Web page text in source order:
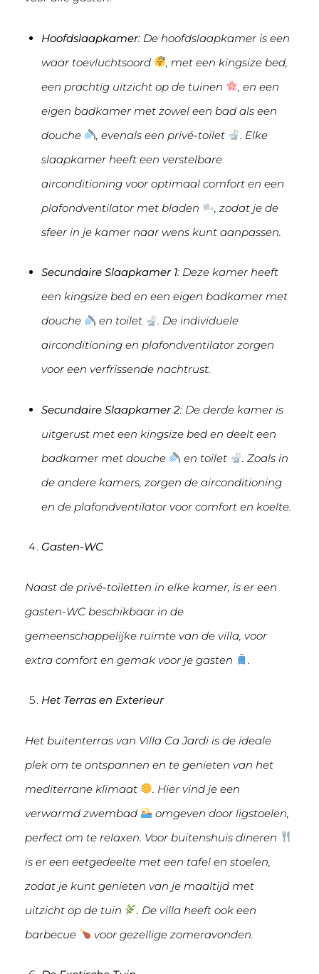
Hoofdslaapkamer: De hoofdslaapkamer is een
waar toevluchtsoord
, met een kingsize bed,
een prachtig uitzicht op de tuinen
, en een
eigen badkamer met zowel een bad als een
douche
, evenals een privé-toilet
. Elke
slaapkamer heeft een verstelbare
airconditioning voor optimaal comfort en een
plafondventilator met bladen
, zodat je de
sfeer in je kamer naar wens kunt aanpassen.
Secundaire Slaapkamer 1: Deze kamer heeft
een kingsize bed en een eigen badkamer met
douche
en toilet
. De individuele
airconditioning en plafondventilator zorgen
voor een verfrissende nachtrust.
Secundaire Slaapkamer 2: De derde kamer is
uitgerust met een kingsize bed en deelt een
badkamer met douche
en toilet
. Zoals in
de andere kamers, zorgen de airconditioning
en de plafondventilator voor comfort en koelte.
Gasten-WC
Naast de privé-toiletten in elke kamer, is er een
gasten-WC beschikbaar in de
gemeenschappelijke ruimte van de villa, voor
extra comfort en gemak voor je gasten
.
Het Terras en Exterieur
Het buitenterras van Villa Ca Jardi is de ideale
plek om te ontspannen en te genieten van het
mediterrane klimaat
. Hier vind je een
verwarmd zwembad
omgeven door ligstoelen,
perfect om te relaxen. Voor buitenshuis dineren
is er een eetgedeelte met een tafel en stoelen,
zodat je kunt genieten van je maaltijd met
uitzicht op de tuin
. De villa heeft ook een
barbecue
voor gezellige zomeravonden.